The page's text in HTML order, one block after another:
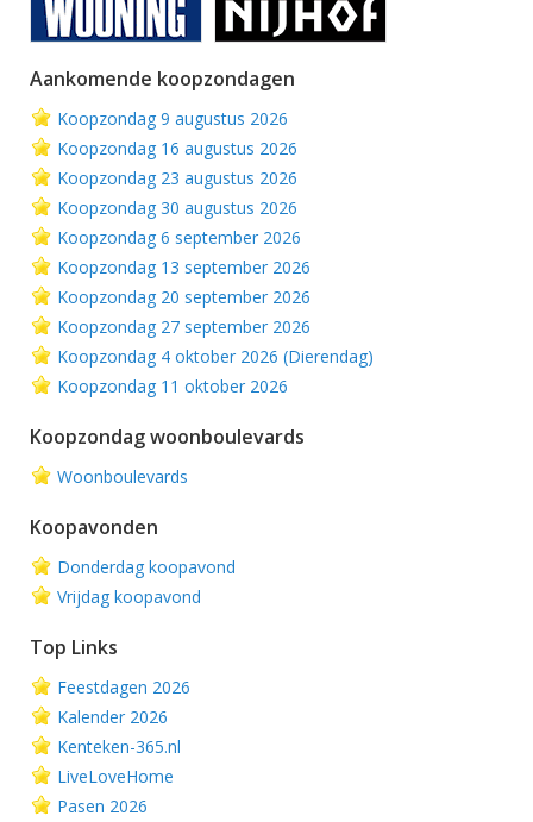
Aankomende koopzondagen
Koopzondag 9 augustus 2026
Koopzondag 16 augustus 2026
Koopzondag 23 augustus 2026
Koopzondag 30 augustus 2026
Koopzondag 6 september 2026
Koopzondag 13 september 2026
Koopzondag 20 september 2026
Koopzondag 27 september 2026
Koopzondag 4 oktober 2026 (Dierendag)
Koopzondag 11 oktober 2026
Koopzondag woonboulevards
Woonboulevards
Koopavonden
Donderdag koopavond
Vrijdag koopavond
Top Links
Feestdagen 2026
Kalender 2026
Kenteken-365.nl
LiveLoveHome
Pasen 2026